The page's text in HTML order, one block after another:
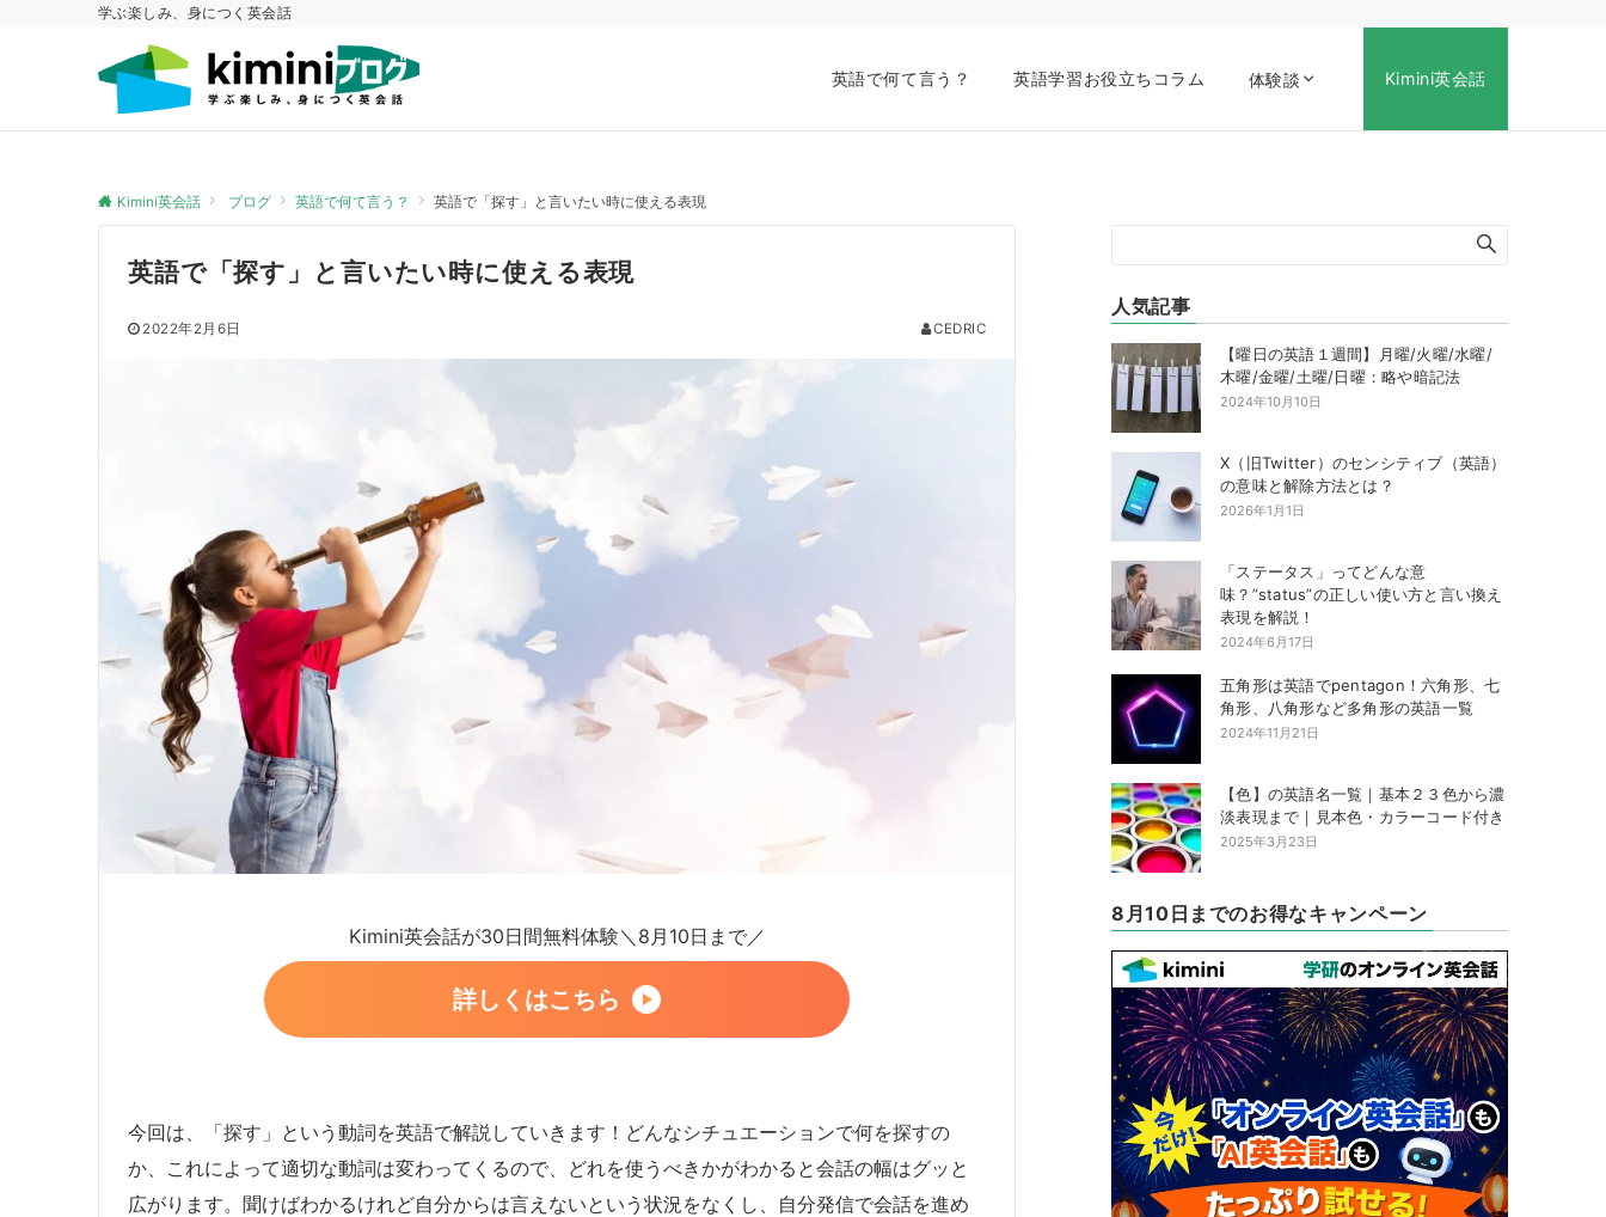
学ぶ楽しみ、身につく英会話
英語で何て言う？ 英語学習お役立ちコラム 体験談 Kimini英会話
Kimini英会話 ブログ 英語で何て言う？ 英語で「探す」と言いたい時に使える表現
英語で「探す」と言いたい時に使える表現
2022年2月6日 CEDRIC
Kimini英会話が30日間無料体験＼8月10日まで／
詳しくはこちら
今回は、「探す」という動詞を英語で解説していきます！どんなシチュエーションで何を探すの
か、これによって適切な動詞は変わってくるので、どれを使うべきかがわかると会話の幅はグッと
広がります。聞けばわかるけれど自分からは言えないという状況をなくし、自分発信で会話を進め
人気記事
【曜日の英語１週間】月曜/火曜/水曜/
木曜/金曜/土曜/日曜：略や暗記法
2024年10月10日
X（旧Twitter）のセンシティブ（英語）
の意味と解除方法とは？
2026年1月1日
「ステータス」ってどんな意
味？”status”の正しい使い方と言い換え
表現を解説！
2024年6月17日
五角形は英語でpentagon！六角形、七
角形、八角形など多角形の英語一覧
2024年11月21日
【色】の英語名一覧｜基本２３色から濃
淡表現まで｜見本色・カラーコード付き
2025年3月23日
8月10日までのお得なキャンペーン